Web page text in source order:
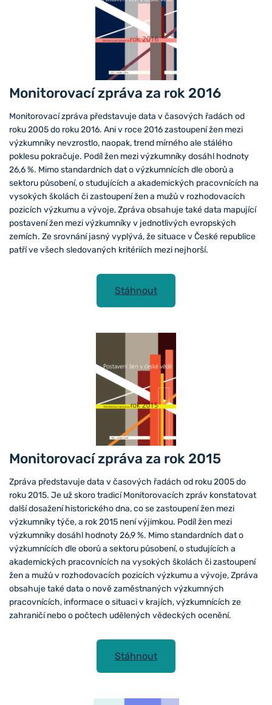
Monitorovací zpráva za rok 2016
Monitorovací zpráva představuje data v časových řadách od
roku 2005 do roku 2016. Ani v roce 2016 zastoupení žen mezi
výzkumníky nevzrostlo, naopak, trend mírného ale stálého
poklesu pokračuje. Podíl žen mezi výzkumníky dosáhl hodnoty
26,6 %. Mimo standardních dat o výzkumnících dle oborů a
sektoru působení, o studujících a akademických pracovnících na
vysokých školách či zastoupení žen a mužů v rozhodovacích
pozicích výzkumu a vývoje, Zpráva obsahuje také data mapující
postavení žen mezi výzkumníky v jednotlivých evropských
zemích. Ze srovnání jasný vyplývá, že situace v České republice
patří ve všech sledovaných kritériích mezi nejhorší.
Stáhnout
Monitorovací zpráva za rok 2015
Zpráva představuje data v časových řadách od roku 2005 do
roku 2015. Je už skoro tradicí Monitorovacích zpráv konstatovat
další dosažení historického dna, co se zastoupení žen mezi
výzkumníky týče, a rok 2015 není výjimkou. Podíl žen mezi
výzkumníky dosáhl hodnoty 26,9 %. Mimo standardních dat o
výzkumnících dle oborů a sektoru působení, o studujících a
akademických pracovnících na vysokých školách či zastoupení
žen a mužů v rozhodovacích pozicích výzkumu a vývoje, Zpráva
obsahuje také data o nově zaměstnaných výzkumných
pracovnících, informace o situaci v krajích, výzkumnících ze
zahraničí nebo o počtech udělených vědeckých ocenění.
Stáhnout